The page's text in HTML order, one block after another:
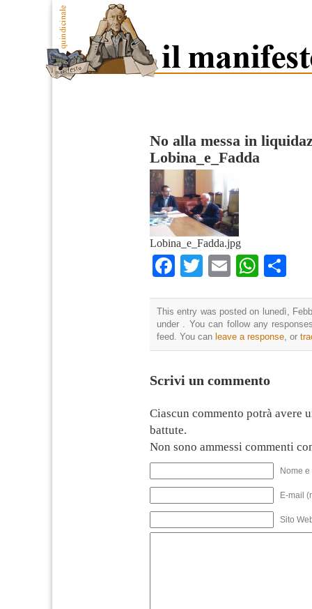
No alla messa in
Lobina_e_Fadda
Lobina_e_Fadda.jpg
Facebook
TwitterEmail
This entry was posted on lunedì,
under . You can follow any
feed. You can leave a response, or
Scrivi un commento
Ciascun commento potrà avere
battute.
Non sono ammessi commenti
Nome
E-mail
Sito